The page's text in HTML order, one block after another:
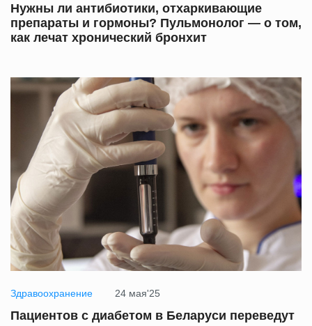
Нужны ли антибиотики, отхаркивающие
препараты и гормоны? Пульмонолог — о том,
как лечат хронический бронхит
Здравоохранение 24 мая'25
Пациентов с диабетом в Беларуси переведут